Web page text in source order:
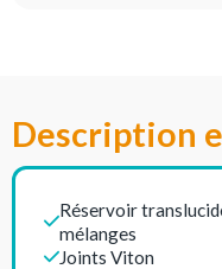
Description
Réservoir
mélanges
Joints Viton